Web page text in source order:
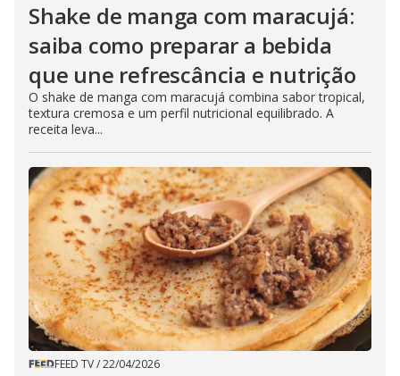
Shake de manga com maracujá:
saiba como preparar a bebida
que une refrescância e nutrição
O shake de manga com maracujá combina sabor tropical,
textura cremosa e um perfil nutricional equilibrado. A
receita leva...
FEED TV/22/04/2026